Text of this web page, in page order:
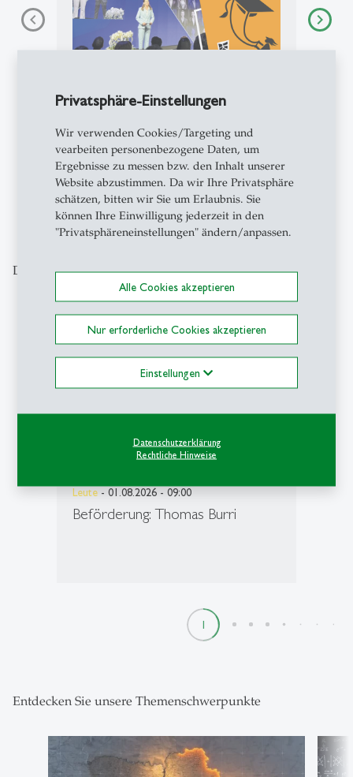
Privatsphäre-Einstellungen
Wir verwenden Cookies/Targeting und
vearbeiten personenbezogene Daten, um
Ergebnisse zu messen bzw. den Inhalt unserer
Website abzustimmen. Da wir Ihre Privatsphäre
schätzen, bitten wir Sie um Erlaubnis. Sie
können Ihre Einwilligung jederzeit in den
"Privatsphäreneinstellungen" ändern/anpassen.
Alle Cookies akzeptieren
Nur erforderliche Cookies akzeptieren
Einstellungen
Datenschutzerklärung
Rechtliche Hinweise
vom 55. St.Gallen Symposium
1 2 3 4
Das könnte Sie auch interessieren
description
Leute - 01.08.2026 - 09:00
Beförderung: Thomas Burri
1 2 3 4 5 6 7 8
Entdecken Sie unsere Themenschwerpunkte